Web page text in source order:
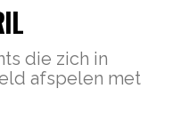
die zich in
afspelen met